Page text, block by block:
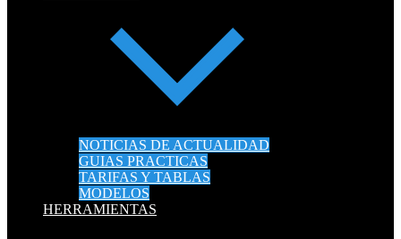
NOTICIAS DE ACTUALIDAD
GUIAS PRACTICAS
TARIFAS Y TABLAS
MODELOS
HERRAMIENTAS